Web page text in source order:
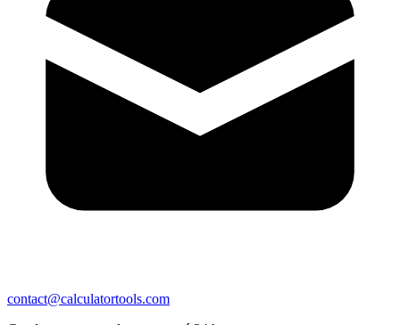
contact@calculatortools.com